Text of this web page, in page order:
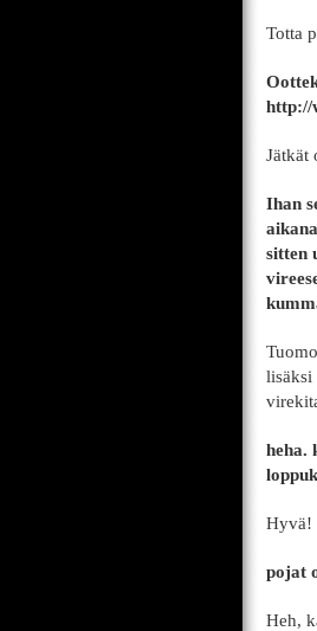
Totta
http://
Jätkät
Ihan
sitten
lisäksi
heha.
Hyvä!
pojat
Heh,